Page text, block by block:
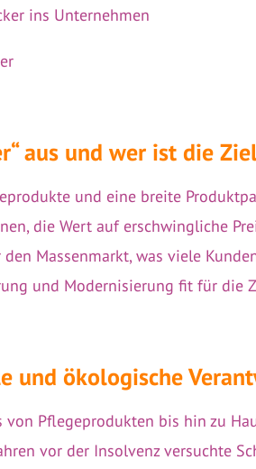
ins Unternehmen
aus und wer ist die
und eine breite
die Wert auf erschwingliche
Massenmarkt, was viele
und Modernisierung fit für die
und ökologische
Pflegeprodukten bis hin zu
vor der Insolvenz versuchte